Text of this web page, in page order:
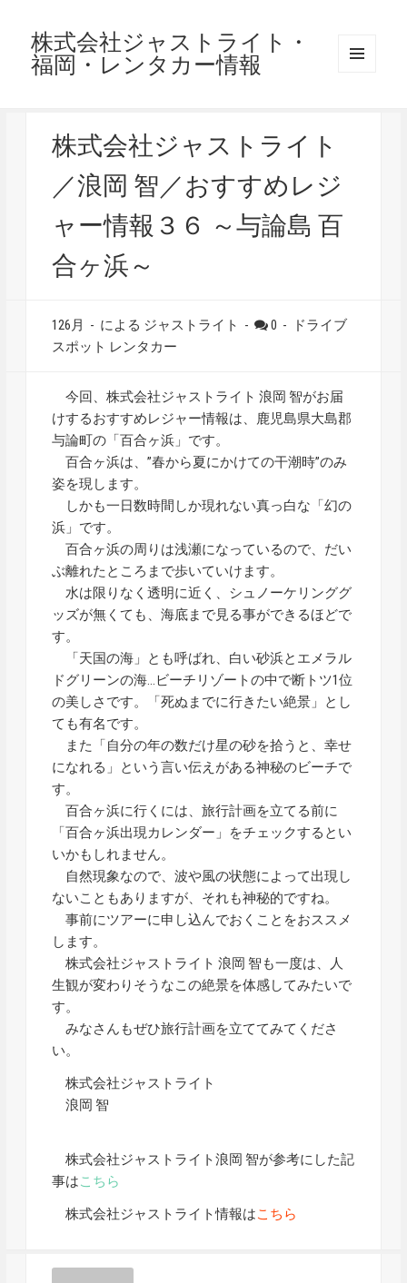
株式会社ジャストライト・
福岡・レンタカー情報
株式会社ジャストライト
／浪岡 智／おすすめレジ
ャー情報３６ ～与論島 百
合ヶ浜～
126月 - による ジャストライト - 0 -
ドライブ
スポット レンタカー
今回、株式会社ジャストライト 浪岡 智がお届
けするおすすめレジャー情報は、鹿児島県大島郡
与論町の「百合ヶ浜」です。
百合ヶ浜は、”春から夏にかけての干潮時”のみ
姿を現します。
しかも一日数時間しか現れない真っ白な「幻の
浜」です。
百合ヶ浜の周りは浅瀬になっているので、だい
ぶ離れたところまで歩いていけます。
水は限りなく透明に近く、シュノーケリンググ
ッズが無くても、海底まで見る事ができるほどで
す。
「天国の海」とも呼ばれ、白い砂浜とエメラル
ドグリーンの海…ビーチリゾートの中で断トツ1位
の美しさです。「死ぬまでに行きたい絶景」とし
ても有名です。
また「自分の年の数だけ星の砂を拾うと、幸せ
になれる」という言い伝えがある神秘のビーチで
す。
百合ヶ浜に行くには、旅行計画を立てる前に
「百合ヶ浜出現カレンダー」をチェックするとい
いかもしれません。
自然現象なので、波や風の状態によって出現し
ないこともありますが、それも神秘的ですね。
事前にツアーに申し込んでおくことをおススメ
します。
株式会社ジャストライト 浪岡 智も一度は、人
生観が変わりそうなこの絶景を体感してみたいで
す。
みなさんもぜひ旅行計画を立ててみてくださ
い。
株式会社ジャストライト
浪岡 智
株式会社ジャストライト浪岡 智が参考にした記
事はこちら
株式会社ジャストライト情報はこちら